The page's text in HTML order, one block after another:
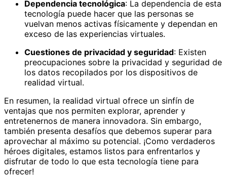
Dependencia tecnológica: La dependencia de esta
tecnología puede hacer que las personas se
vuelvan menos activas físicamente y dependan en
exceso de las experiencias virtuales.
Cuestiones de privacidad y seguridad: Existen
preocupaciones sobre la privacidad y seguridad de
los datos recopilados por los dispositivos de
realidad virtual.
En resumen, la realidad virtual ofrece un sinfín de
ventajas que nos permiten explorar, aprender y
entretenernos de manera innovadora. Sin embargo,
también presenta desafíos que debemos superar para
aprovechar al máximo su potencial. ¡Como verdaderos
héroes digitales, estamos listos para enfrentarlos y
disfrutar de todo lo que esta tecnología tiene para
ofrecer!